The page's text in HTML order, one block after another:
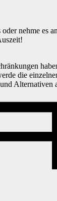
nehme es
die
Alternativen